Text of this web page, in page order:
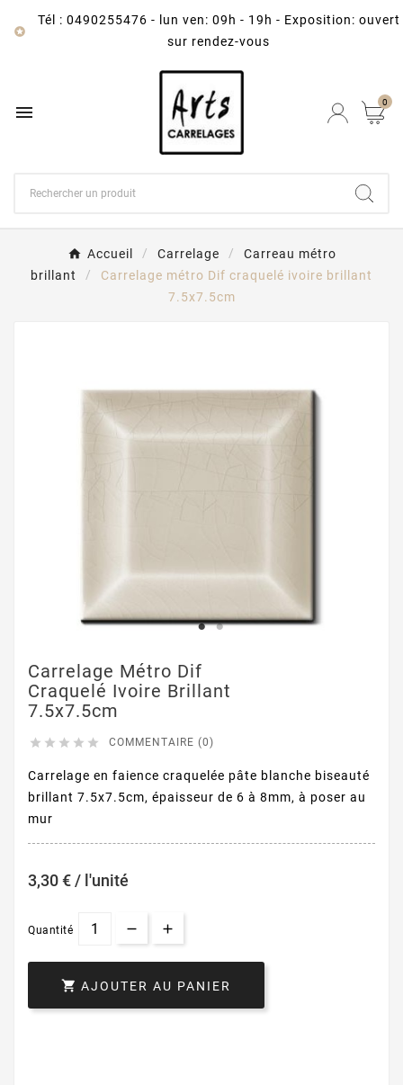

Tél : 0490255476 -
lun ven: 09h - 19h - Exposition: ouvert
sur rendez-vous
 0
Accueil Carrelage
Carreau métro
brillant
Carrelage métro Dif craquelé ivoire brillant
7.5x7.5cm
Carrelage Métro Dif
Craquelé Ivoire Brillant
7.5x7.5cm
     COMMENTAIRE (0)
Carrelage en faience craquelée pâte blanche biseauté
brillant 7.5x7.5cm, épaisseur de 6 à 8mm, à poser au
mur
3,30 € / l'unité
Quantité
 AJOUTER AU PANIER